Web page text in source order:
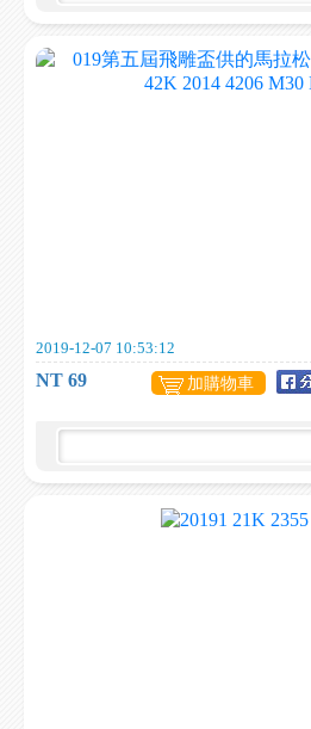
2019-12-07 10:53:12
NT 69 加購物車